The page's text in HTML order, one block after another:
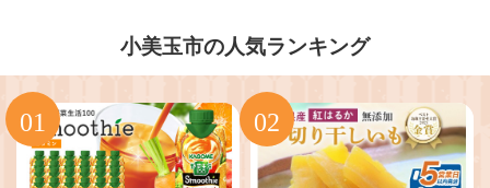
小美玉市の人気ランキング